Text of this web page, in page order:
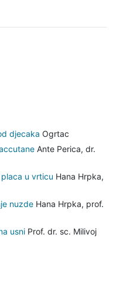
djecaka Ogrtac
Ante Perica, dr.
u vrticu Hana Hrpka,
nuzde Hana Hrpka, prof.
usni Prof. dr. sc. Milivoj